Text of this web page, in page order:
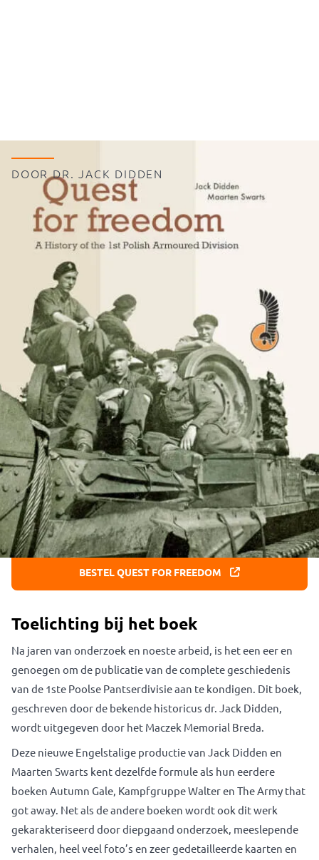
Contact
DOOR DR. JACK DIDDEN
Quest for Freedom. A History of
the 1st Polish Armoured Division
1939-1946
Bestel hier het boek Quest for Freedom,
geschreven door de bekende historicus dr. Jack
Didden. Het is een prachtig boek van 416 pagina’s
met 600 unieke foto’s en 110 zeer gedetailleerde
kaarten waarmee de krijgsverrichtingen van de
divisie van generaal Maczek op de voet zijn te
volgen. Het boek wordt onder meer uitgegeven
voor de internationale markt en is daarom in het
Engels geschreven.
De prijs van het boek bedraagt € 65,- en het is nu
te koop in de winkel van het Memorial of door te
klikken op onderstaande knop. Je betaalt geen
verzendkosten.
BESTEL QUEST FOR FREEDOM
Toelichting bij het boek
Na jaren van onderzoek en noeste arbeid, is het een eer en
genoegen om de publicatie van de complete geschiedenis
van de 1ste Poolse Pantserdivisie aan te kondigen. Dit boek,
geschreven door de bekende historicus dr. Jack Didden,
wordt uitgegeven door het Maczek Memorial Breda.
Deze nieuwe Engelstalige productie van Jack Didden en
Maarten Swarts kent dezelfde formule als hun eerdere
boeken Autumn Gale, Kampfgruppe Walter en The Army that
got away. Net als de andere boeken wordt ook dit werk
gekarakteriseerd door diepgaand onderzoek, meeslepende
verhalen, heel veel foto’s en zeer gedetailleerde kaarten en